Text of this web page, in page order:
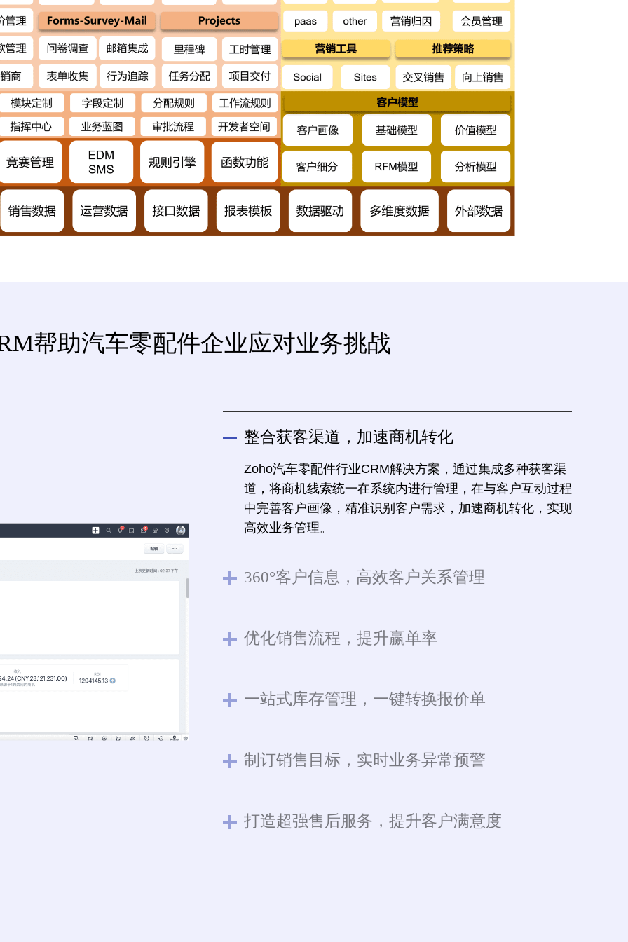
帮助汽车零配件企业应对业务挑战
整合获客渠道，加速商机转化
Zoho汽车零配件行业CRM解决方案，通过集成多种获客渠
道，将商机线索统一在系统内进行管理，在与客户互动过程
中完善客户画像，精准识别客户需求，加速商机转化，实现
高效业务管理。
360°客户信息，高效客户关系管理
优化销售流程，提升赢单率
一站式库存管理，一键转换报价单
制订销售目标，实时业务异常预警
打造超强售后服务，提升客户满意度